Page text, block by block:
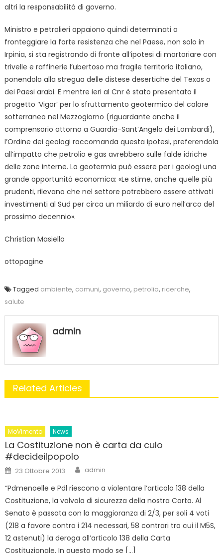
altri la responsabilità di governo.
Ministro e petrolieri appaiono quindi determinati a
fronteggiare la forte resistenza che nel Paese, non solo in
Irpinia, si sta registrando di fronte all’ipotesi di martoriare con
trivelle e raffinerie l’ubertoso ma fragile territorio italiano,
ponendolo alla stregua delle distese desertiche del Texas o
dei Paesi arabi. E mentre ieri al Cnr è stato presentato il
progetto ‘Vigor’ per lo sfruttamento geotermico del calore
sotterraneo nel Mezzogiorno (riguardante anche il
comprensorio attorno a Guardia-Sant’Angelo dei Lombardi),
l’Ordine dei geologi raccomanda questa ipotesi, preferendola
all’impatto che petrolio e gas avrebbero sulle falde idriche
delle zone interne. La geotermia può essere per i geologi una
grande opportunità economica: «Le stime, anche quelle più
prudenti, rilevano che nel settore potrebbero essere attivati
investimenti al Sud per circa un miliardo di euro nell’arco del
prossimo decennio».
Christian Masiello
ottopagine
Tagged ambiente, comuni, governo, petrolio, ricerche,
salute
admin
Related Articles
MoVimento News
La Costituzione non è carta da culo
#decideilpopolo
Posted
on
23 Ottobre 2013 Author
admin
“Pdmenoelle e Pdl riescono a violentare l’articolo 138 della
Costituzione, la valvola di sicurezza della nostra Carta. Al
Senato è passata con la maggioranza di 2/3, per soli 4 voti
(218 a favore contro i 214 necessari, 58 contrari tra cui il M5S,
12 astenuti) la deroga all’articolo 138 della Carta
Costituzionale. In questo modo se […]